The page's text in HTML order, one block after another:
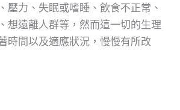
壓力、失眠或嗜睡、飲食不正常、
想遠離人群等，然而這一切的生理
時間以及適應狀況，慢慢有所改